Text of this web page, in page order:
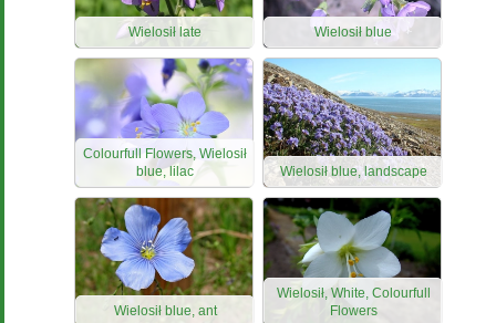
Wielosił late Wielosił blue
Colourfull Flowers, Wielosił
blue, lilac
Wielosił blue, landscape
Wielosił blue, ant
Wielosił, White, Colourfull
Flowers